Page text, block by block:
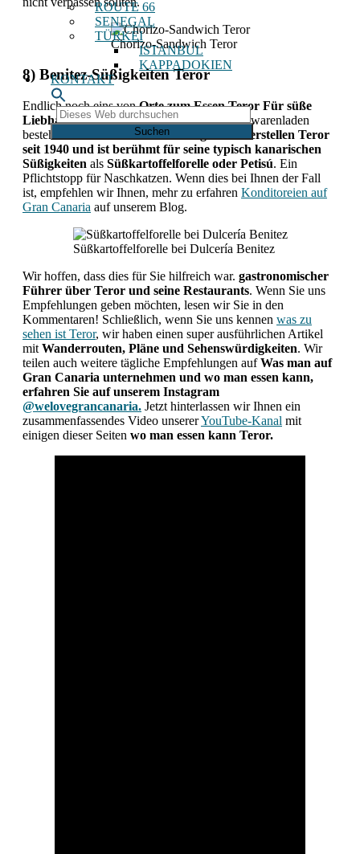
ROUTE 66
SENEGAL
TÜRKEI
ISTANBUL
KAPPADOKIEN
KONTAKT
Dieses
Web
durchsuchen
Chorizo-Sandwich Teror
8) Benitez-Süßigkeiten Teror
Endlich noch eins vonOrte zum Essen Teror Für süße
Liebhaber ist Dulcería Benitez. Dieser Süßwarenladen
besteht seit drei Generationen
Süßigkeiten herstellen Teror
seit 1940 und ist berühmt für seine typisch kanarischen
Süßigkeiten als Süßkartoffelforelle oder Petisú. Ein
Pflichtstopp für Naschkatzen. Wenn dies bei Ihnen der Fall
ist, empfehlen wir Ihnen, mehr zu erfahren Konditoreien auf
Gran Canaria auf unserem Blog.
Süßkartoffelforelle bei Dulcería Benitez
Wir hoffen, dass dies für Sie hilfreich war. gastronomischer
Führer über Teror und seine Restaurants. Wenn Sie uns
Empfehlungen geben möchten, lesen wir Sie in den
Kommentaren! Schließlich, wenn Sie uns kennen was zu
sehen ist Teror, wir haben einen super ausführlichen Artikel
mit Wanderrouten, Pläne und Sehenswürdigkeiten. Wir
teilen auch weitere tägliche Empfehlungen aufWas man auf
Gran Canaria unternehmen und wo man essen kann,
erfahren Sie auf unserem Instagram
@welovegrancanaria. Jetzt hinterlassen wir Ihnen ein
zusammenfassendes Video unsererYouTube-Kanal mit
einigen dieser Seiten wo man essen kann Teror.